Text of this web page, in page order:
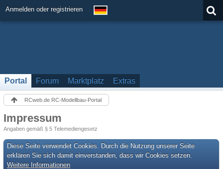
Anmelden oder registrieren
Portal Forum Marktplatz Extras
RCweb.de RC-Modellbau-Portal
Impressum
Angaben gemäß § 5 Telemediengesetz
Diese Seite verwendet Cookies. Durch die Nutzung unserer Seite
erklären Sie sich damit einverstanden, dass wir Cookies setzen.
Weitere Informationen